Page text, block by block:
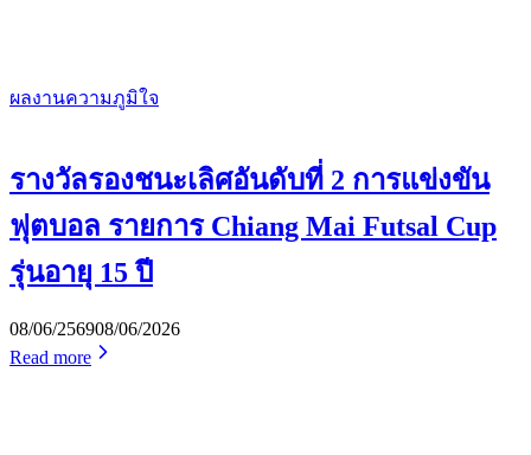
ผลงานความภูมิใจ
รางวัลรองชนะเลิศอันดับที่ 2 การแข่งขัน
ฟุตบอล รายการ Chiang Mai Futsal Cup
รุ่นอายุ 15 ปี
08/06/256908/06/2026
Read more